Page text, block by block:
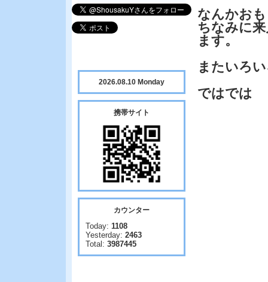
なんかお
ちなみに
ます。
またいろ
ではでは
2026.08.10 Monday
携帯サイト
カウンター
Today: 1108
Yesterday: 2463
Total: 3987445